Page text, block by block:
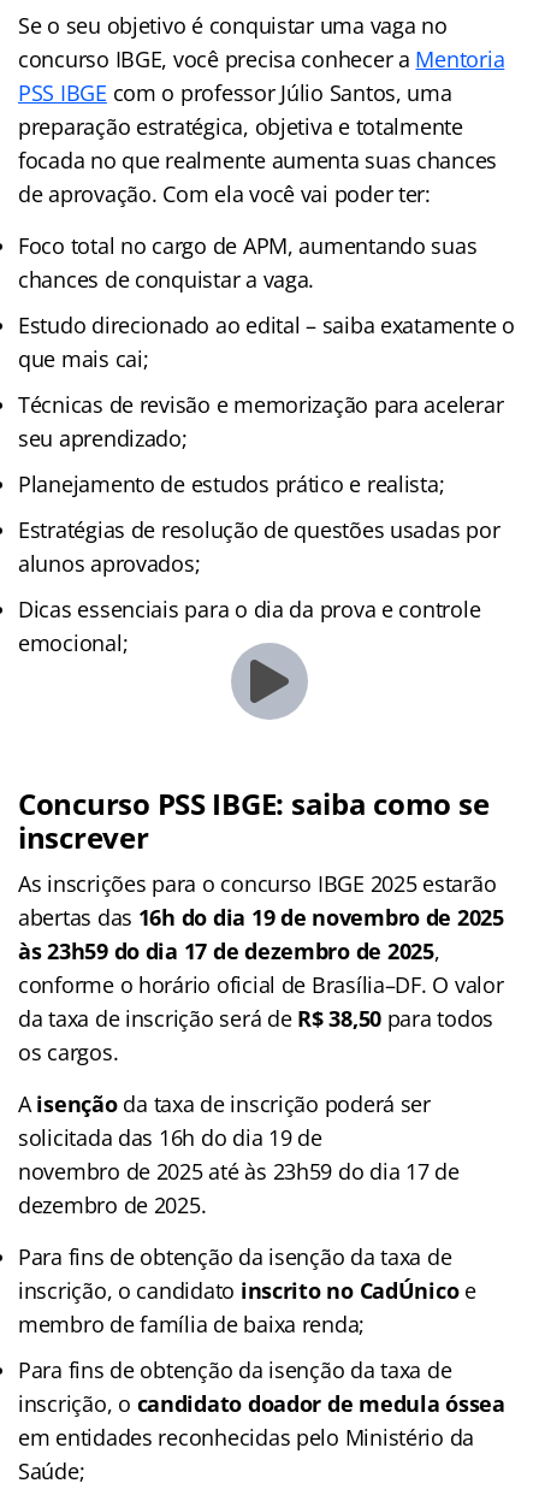
Se o seu objetivo é conquistar uma vaga no
concurso IBGE, você precisa conhecer a Mentoria
PSS IBGE com o professor Júlio Santos, uma
preparação estratégica, objetiva e totalmente
focada no que realmente aumenta suas chances
de aprovação. Com ela você vai poder ter:
Foco total no cargo de APM, aumentando suas
chances de conquistar a vaga.
Estudo direcionado ao edital – saiba exatamente o
que mais cai;
Técnicas de revisão e memorização para acelerar
seu aprendizado;
Planejamento de estudos prático e realista;
Estratégias de resolução de questões usadas por
alunos aprovados;
Dicas essenciais para o dia da prova e controle
emocional;
Concurso PSS IBGE: saiba como se
inscrever
As inscrições para o concurso IBGE 2025 estarão
abertas das 16h do dia 19 de novembro de 2025
às 23h59 do dia 17 de dezembro de 2025,
conforme o horário oficial de Brasília–DF. O valor
da taxa de inscrição será de R$ 38,50 para todos
os cargos.
Aisenção da taxa de inscrição poderá ser
solicitada das 16h do dia 19 de
novembro de 2025 até às 23h59 do dia 17 de
dezembro de 2025.
Para fins de obtenção da isenção da taxa de
inscrição, o candidato inscrito no CadÚnico e
membro de família de baixa renda;
Para fins de obtenção da isenção da taxa de
inscrição, o candidato doador de medula óssea
em entidades reconhecidas pelo Ministério da
Saúde;